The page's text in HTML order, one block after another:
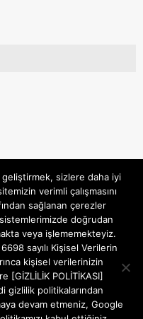
sizlere daha iyi
verimli çalışmasını
sağlanan çerezler
doğrudan
veya işlememekteyiz.
sayılı Kişisel Verilerin
kişisel verilerinizin
[GİZLİLİK POLİTİKASI]
gizlilik politikalarından
devam etmeniz, Google